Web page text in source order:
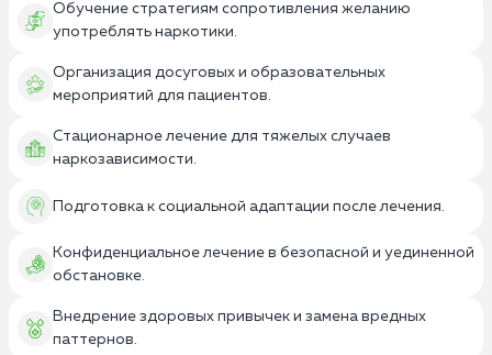
Обучение стратегиям сопротивления желанию
употреблять наркотики.
Организация досуговых и образовательных
мероприятий для пациентов.
Стационарное лечение для тяжелых случаев
наркозависимости.
Подготовка к социальной адаптации после лечения.
Конфиденциальное лечение в безопасной и уединенной
обстановке.
Внедрение здоровых привычек и замена вредных
паттернов.